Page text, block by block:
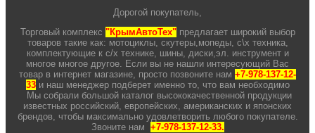
Дорогой покупатель,
Торговый комплекс "КрымАвтоТех"предлагает широкий выбор
товаров такие как: мотоциклы, скутеры,мопеды, с\х техника,
комплектующие к с/х технике, шины, диски,эл. инструмент и
многое многое другое. Если вы не нашли интересующий Вас
товар в интернет магазине, просто позвоните нам +7-978-137-12-
33 и наш менеджер подберет именно то, что вам необходимо
Мы собрали большой каталог высококачественной продукции
известных российский, европейских, американских и японских
брендов, чтобы максимально удовлетворить любого покупателе.
Звоните нам +7-978-137-12-33.